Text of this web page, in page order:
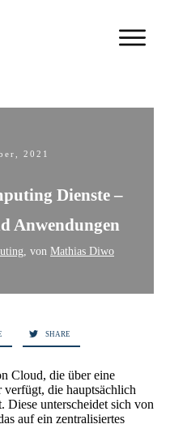
2021
Dienste –
Anwendungen
, von Mathias Diwo
SHARE
Cloud, die über eine
die hauptsächlich
Diese unterscheidet sich von
auf ein zentralisiertes